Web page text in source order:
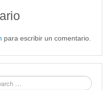
para escribir un comentario.